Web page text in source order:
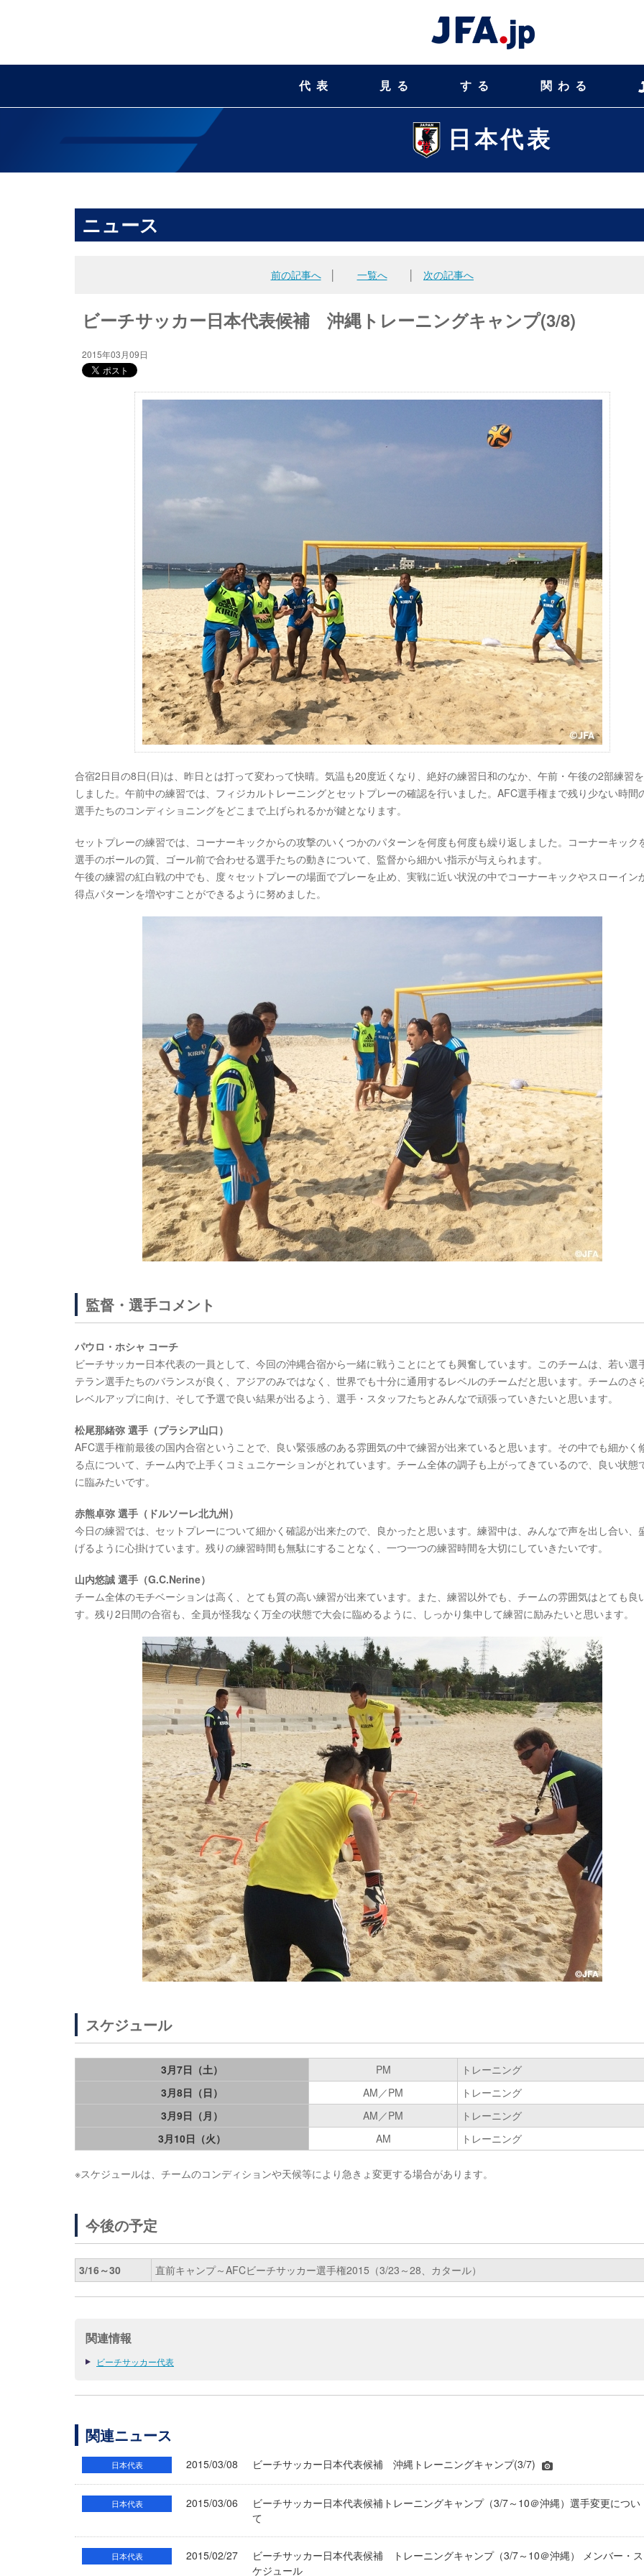
代表 見る する 関わる
日本代表
ニュース
前の記事へ│ 一覧へ 次の記事へ
ビーチサッカー日本代表候補 沖縄トレーニングキャンプ(3/8)
2015年03月09日
合宿2日目の8日(日)は、昨日とは打って変わって快晴。気温も20度近くなり、絶好の練習日和のなか、午前・午後の2部練習
しました。午前中の練習では、フィジカルトレーニングとセットプレーの確認を行いました。AFC選手権まで残り少ない時間
選手たちのコンディショニングをどこまで上げられるかが鍵となります。
セットプレーの練習では、コーナーキックからの攻撃のいくつかのパターンを何度も何度も繰り返しました。コーナーキック
選手のボールの質、ゴール前で合わせる選手たちの動きについて、監督から細かい指示が与えられます。
午後の練習の紅白戦の中でも、度々セットプレーの場面でプレーを止め、実戦に近い状況の中でコーナーキックやスローイン
得点パターンを増やすことができるように努めました。
監督・選手コメント
パウロ・ホシャ コーチ
ビーチサッカー日本代表の一員として、今回の沖縄合宿から一緒に戦うことにとても興奮しています。このチームは、若い選
テラン選手たちのバランスが良く、アジアのみではなく、世界でも十分に通用するレベルのチームだと思います。チームのさ
レベルアップに向け、そして予選で良い結果が出るよう、選手・スタッフたちとみんなで頑張っていきたいと思います。
松尾那緒弥 選手（プラシア山口）
AFC選手権前最後の国内合宿ということで、良い緊張感のある雰囲気の中で練習が出来ていると思います。その中でも細かく
る点について、チーム内で上手くコミュニケーションがとれています。チーム全体の調子も上がってきているので、良い状態
に臨みたいです。
赤熊卓弥 選手（ドルソーレ北九州）
今日の練習では、セットプレーについて細かく確認が出来たので、良かったと思います。練習中は、みんなで声を出し合い、
げるように心掛けています。残りの練習時間も無駄にすることなく、一つ一つの練習時間を大切にしていきたいです。
山内悠誠 選手（G.C.Nerine）
チーム全体のモチベーションは高く、とても質の高い練習が出来ています。また、練習以外でも、チームの雰囲気はとても良
す。残り2日間の合宿も、全員が怪我なく万全の状態で大会に臨めるように、しっかり集中して練習に励みたいと思います。
スケジュール
3月7日（土） PM
トレーニング
3月8日（日）
AM／PM
トレーニング
3月9日（月）
AM／PM
トレーニング
3月10日（火）
AM トレーニング
※スケジュールは、チームのコンディションや天候等により急きょ変更する場合があります。
今後の予定
3/16～30 直前キャンプ～AFCビーチサッカー選手権2015（3/23～28、カタール）
関連情報
ビーチサッカー代表
関連ニュース
日本代表 2015/03/08 ビーチサッカー日本代表候補 沖縄トレーニングキャンプ(3/7)
日本代表 2015/03/06
ビーチサッカー日本代表候補トレーニングキャンプ（3/7～10＠沖縄）選手変更につい
て
日本代表 2015/02/27
ビーチサッカー日本代表候補 トレーニングキャンプ（3/7～10＠沖縄） メンバー・ス
ケジュール